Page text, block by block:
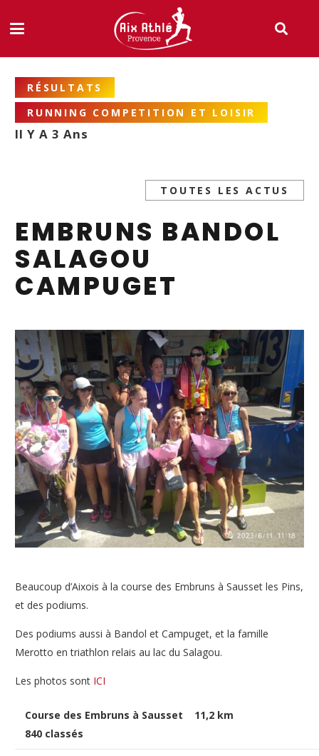
RÉSULTATS
RUNNING COMPETITION ET LOISIR
Il Y A 3 Ans
TOUTES LES ACTUS
EMBRUNS BANDOL
SALAGOU
CAMPUGET
Beaucoup d’Aixois à la course des Embruns à Sausset les Pins,
et des podiums.
Des podiums aussi à Bandol et Campuget, et la famille
Merotto en triathlon relais au lac du Salagou.
Les photos sont ICI
Course des Embruns à Sausset 11,2 km
840 classés